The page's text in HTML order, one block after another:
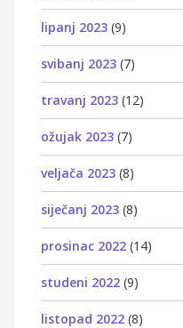
lipanj 2023 (9)
svibanj 2023 (7)
travanj 2023 (12)
ožujak 2023 (7)
veljača 2023 (8)
siječanj 2023 (8)
prosinac 2022 (14)
studeni 2022 (9)
listopad 2022 (8)